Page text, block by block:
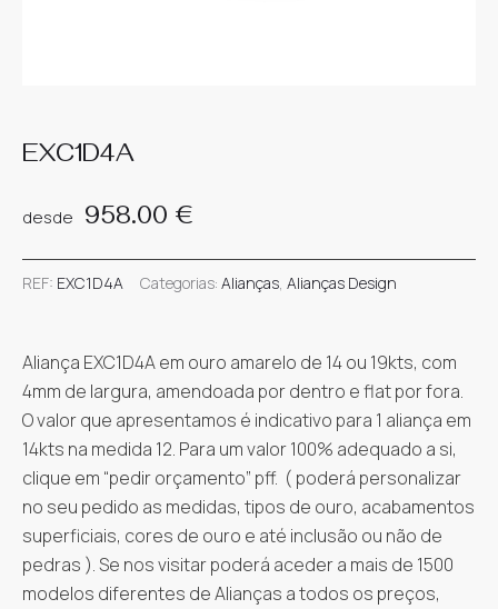
Yana Nesper
Guia de Medidas
Packaging
Devoluções
Trocas e Garantias
Reparações de Jóias
Reparações de Relógios
Se pretender marcar video-call envie pff email para
geral@darajewels.comindicando dia e hora da sua
preferencia. Obrigado
EXC1D4A
desde 958.00 €
REF: EXC1D4A Categorias: Alianças, Alianças Design
Aliança EXC1D4A em ouro amarelo de 14 ou 19kts, com
4mm de largura, amendoada por dentro e flat por fora.
O valor que apresentamos é indicativo para 1 aliança em
14kts na medida 12. Para um valor 100% adequado a si,
clique em “pedir orçamento” pff. ( poderá personalizar
no seu pedido as medidas, tipos de ouro, acabamentos
superficiais, cores de ouro e até inclusão ou não de
pedras ). Se nos visitar poderá aceder a mais de 1500
modelos diferentes de Alianças a todos os preços,